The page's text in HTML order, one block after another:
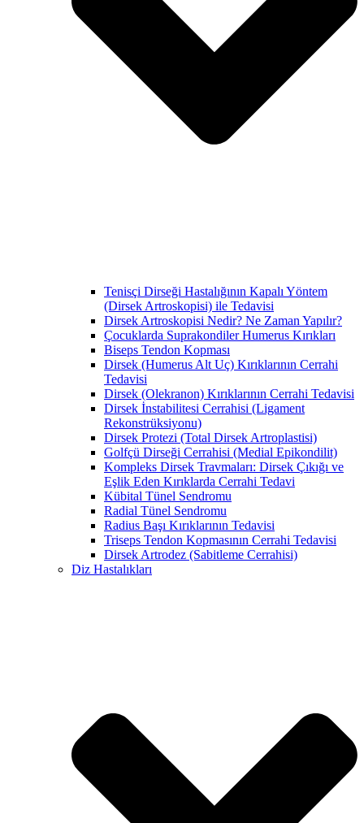
Tenisçi Dirseği Hastalığının Kapalı Yöntem
(Dirsek Artroskopisi) ile Tedavisi
Dirsek Artroskopisi Nedir? Ne Zaman Yapılır?
Çocuklarda Suprakondiler Humerus Kırıkları
Biseps Tendon Kopması
Dirsek (Humerus Alt Uç) Kırıklarının Cerrahi
Tedavisi
Dirsek (Olekranon) Kırıklarının Cerrahi Tedavisi
Dirsek İnstabilitesi Cerrahisi (Ligament
Rekonstrüksiyonu)
Dirsek Protezi (Total Dirsek Artroplastisi)
Golfçü Dirseği Cerrahisi (Medial Epikondilit)
Kompleks Dirsek Travmaları: Dirsek Çıkığı ve
Eşlik Eden Kırıklarda Cerrahi Tedavi
Kübital Tünel Sendromu
Radial Tünel Sendromu
Radius Başı Kırıklarının Tedavisi
Triseps Tendon Kopmasının Cerrahi Tedavisi
Dirsek Artrodez (Sabitleme Cerrahisi)
Diz Hastalıkları